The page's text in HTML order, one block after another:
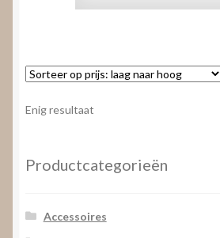
Enig resultaat
Productcategorieën
Accessoires